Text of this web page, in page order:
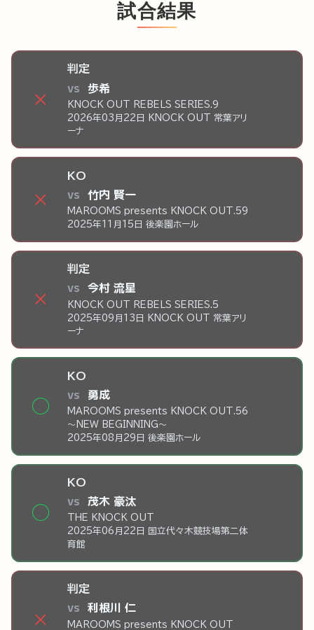
試合結果
×
判定
vs 歩希
KNOCK OUT REBELS SERIES.9
2026年03月22日 KNOCK OUT 常葉アリ
ーナ
×
KO
vs 竹内 賢一
MAROOMS presents KNOCK OUT.59
2025年11月15日 後楽園ホール
×
判定
vs 今村 流星
KNOCK OUT REBELS SERIES.5
2025年09月13日 KNOCK OUT 常葉アリ
ーナ
◯
KO
vs 勇成
MAROOMS presents KNOCK OUT.56
～NEW BEGINNING～
2025年08月29日 後楽園ホール
◯
KO
vs 茂木 豪汰
THE KNOCK OUT
2025年06月22日 国立代々木競技場第二体
育館
×
判定
vs 利根川 仁
MAROOMS presents KNOCK OUT